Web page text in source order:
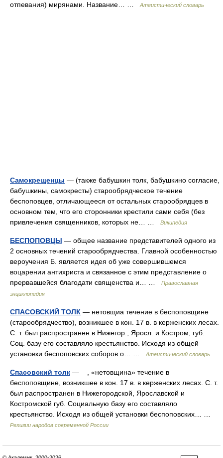
отпевания) мирянами. Название… …
Атеистический словарь
Самокрещенцы — (также бабушкин толк, бабушкино согласие,
бабушкины, самокресты) старообрядческое течение
беспоповцев, отличающееся от остальных старообрядцев в
основном тем, что его сторонники крестили сами себя (без
привлечения священников, которых не… …
Википедия
БЕСПОПОВЦЫ — общее название представителей одного из
2 основных течений старообрядчества. Главной особенностью
вероучения Б. является идея об уже совершившемся
воцарении антихриста и связанное с этим представление о
прервавшейся благодати священства и… …
Православная
энциклопедия
СПАСОВСКИЙ ТОЛК — нетовщиа течение в беспоповщине
(старообрядчество), возникшее в кон. 17 в. в керженских лесах.
С. т. был распространен в Нижегор., Яросл. и Костром, губ.
Соц. базу его составляло крестьянство. Исходя из общей
установки беспоповских соборов о… …
Атеистический словарь
Спасовский толк — , «нетовщина» течение в
беспоповщине, возникшее в кон. 17 в. в керженских лесах. С. т.
был распространен в Нижегородской, Ярославской и
Костромской губ. Социальную базу его составляло
крестьянство. Исходя из общей установки беспоповских… …
Религии народов современной России